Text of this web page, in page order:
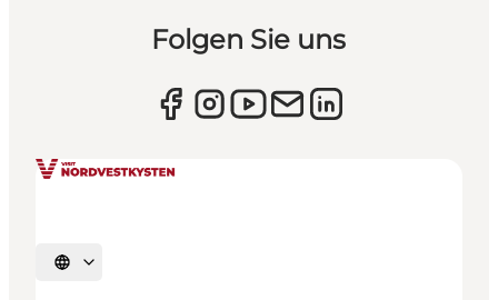
Folgen Sie uns
Sprache auswählen